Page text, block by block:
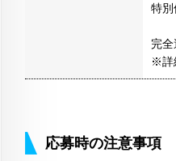
特別
完全
※詳
応募時の注意事項